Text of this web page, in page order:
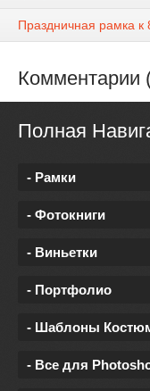
Праздничная рамка
Комментарии
Полная
- Рамки
- Фотокниги
- Виньетки
- Портфолио
- Шаблоны
- Все для